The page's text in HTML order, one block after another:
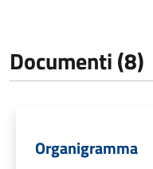
Documenti (8)
Organigramma